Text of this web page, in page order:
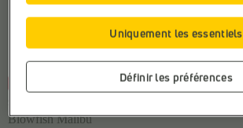
Blowfish Malibu
Définir les préférences
Uniquement les essentiels